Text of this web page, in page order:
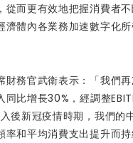
從而更有效地把握消費者
濟體內各業務加速數字化所
財務官武衛表示：「我們
同比增長30%，經調整
後新冠疫情時期，我們的
率和平均消費支出提升而